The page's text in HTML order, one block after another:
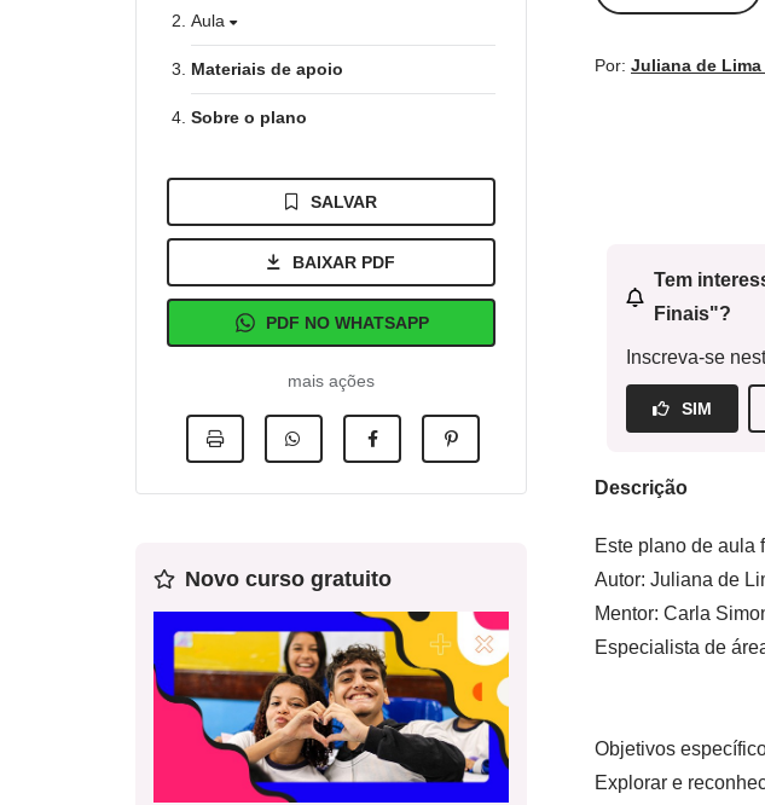
Aula
Materiais de apoio
Sobre o plano
SALVAR
BAIXAR PDF
PDF NO WHATSAPP
mais ações
Novo curso gratuito
Por: Juliana de
Tem
Finais"?
Inscreva-se
SIM
Descrição
Este plano de aula
Autor: Juliana de
Mentor: Carla
Especialista de
Objetivos
Explorar e